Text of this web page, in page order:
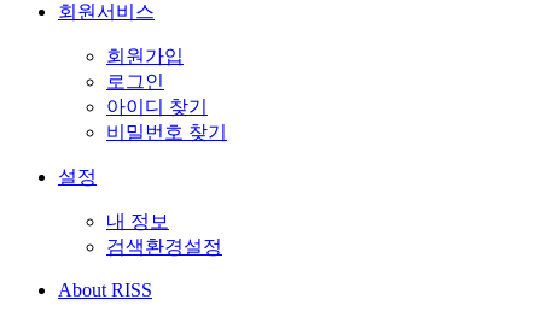
회원서비스
회원가입
로그인
아이디 찾기
비밀번호 찾기
설정
내 정보
검색환경설정
About RISS